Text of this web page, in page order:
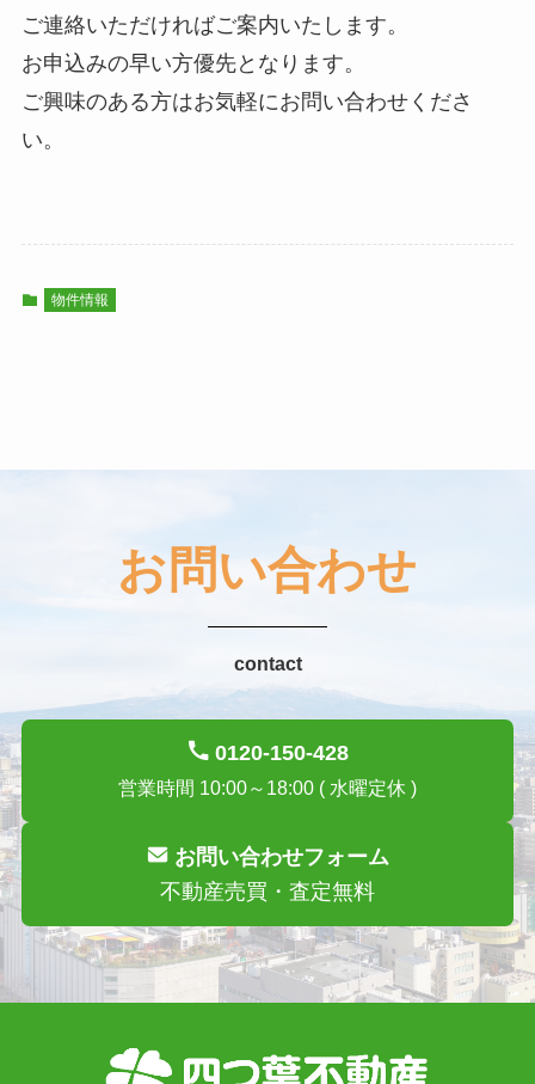
ご連絡いただければご案内いたします。
お申込みの早い方優先となります。
ご興味のある方はお気軽にお問い合わせくださ
い。
物件情報
お問い合わせ
contact
0120-150-428
営業時間 10:00～18:00 ( 水曜定休 )
お問い合わせフォーム
不動産売買・査定無料